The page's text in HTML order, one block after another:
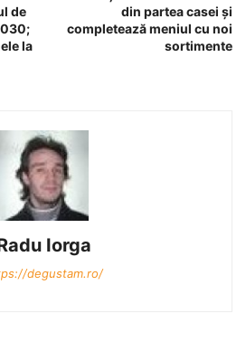
de
la
din partea casei şi
completează meniul cu noi
sortimente
Iorga
degustam.ro/